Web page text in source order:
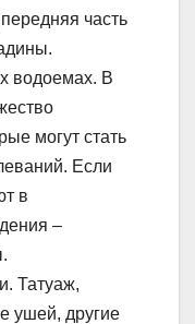
часть
водоемах. В
могут стать
Если
в
–
Татуаж,
ушей, другие